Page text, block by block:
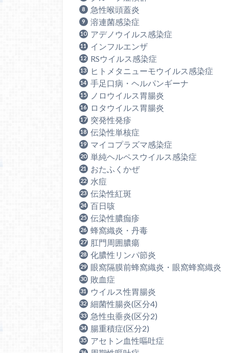
急性喉頭蓋炎
溶連菌感染症
アデノウイルス感染症
インフルエンザ
RSウイルス感染症
ヒトメタニューモウイルス感染症
手足口病・ヘルパンギーナ
ノロウイルス胃腸炎
ロタウイルス胃腸炎
突発性発疹
伝染性単核症
マイコプラズマ感染症
単純ヘルペスウイルス感染症
おたふくかぜ
水痘
伝染性紅斑
百日咳
伝染性膿痂疹
蜂窩織炎・丹毒
肛門周囲膿瘍
化膿性リンパ節炎
眼窩隔膜前蜂窩織炎・眼窩蜂窩織炎
敗血症
ウイルス性胃腸炎
細菌性腸炎(区分4)
急性虫垂炎(区分2)
腸重積症(区分2)
アセトン血性嘔吐症